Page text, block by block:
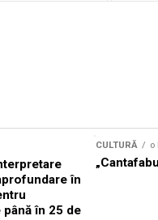
în
în 25 de
CULTURĂ o